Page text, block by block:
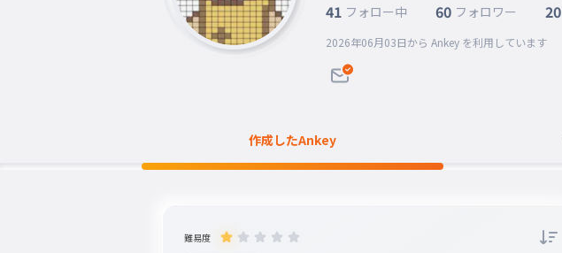
41 フォロー中 60 フォロワー 20
2026年06月03日から Ankey を利用しています
作成したAnkey
難易度